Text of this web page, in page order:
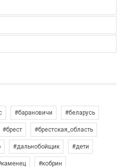
#барановичи #беларусь
#брест #брестская_область
#дальнобойщик #дети
#кобрин